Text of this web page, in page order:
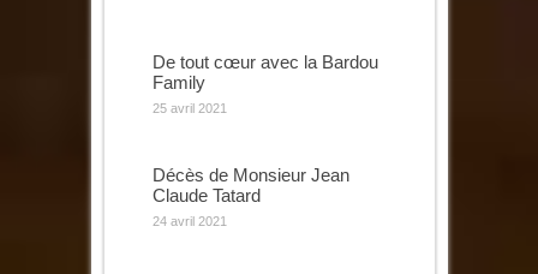
De tout cœur avec la Bardou
Family
25 avril 2021
Décès de Monsieur Jean
Claude Tatard
24 avril 2021